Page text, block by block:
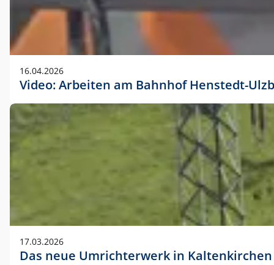
16.04.2026
Video: Arbeiten am Bahnhof Henstedt-
17.03.2026
Das neue Umrichterwerk in Kaltenkirchen